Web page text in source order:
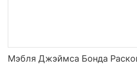
Мэбля Джэймса Бонда